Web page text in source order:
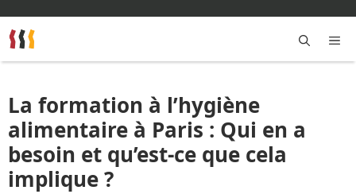
au
contenu
La formation à l’hygiène
alimentaire à Paris : Qui en a
besoin et qu’est-ce que cela
implique ?